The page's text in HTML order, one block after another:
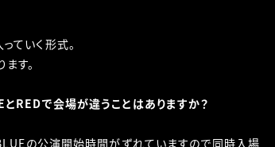
ていく形式。
す。
REDで会場が違うことはありますか？
の公演開始時間がずれていますので同時入場